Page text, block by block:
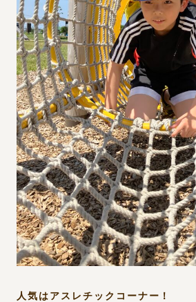
人気はアスレチックコーナー！